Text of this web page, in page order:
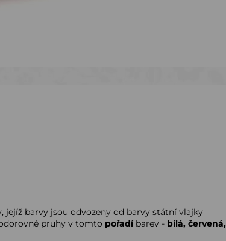
jejíž barvy jsou odvozeny od barvy státní vlajky
pruhy v tomto pořadíbarev - bílá, červená,